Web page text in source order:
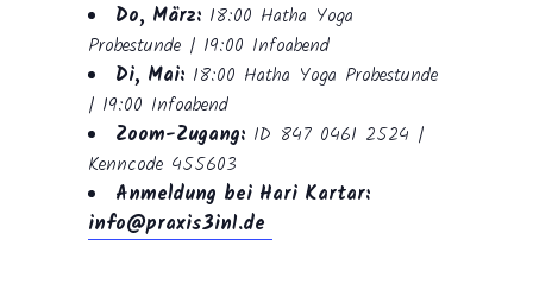
Do, März: 18:00 Hatha Yoga
Probestunde | 19:00 Infoabend
Di, Mai: 18:00 Hatha Yoga Probestunde
| 19:00 Infoabend
Zoom-Zugang: ID 847 0461 2524 |
Kenncode 455603
Anmeldung bei Hari Kartar:
info@praxis3in1.de